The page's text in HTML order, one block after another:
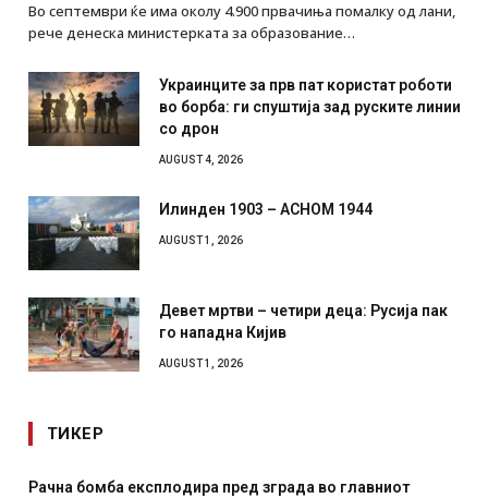
Во септември ќе има околу 4.900 првачиња помалку од лани,
рече денеска министерката за образование…
Украинците за прв пат користат роботи
во борба: ги спуштија зад руските линии
со дрон
AUGUST 4, 2026
Илинден 1903 – АСНОМ 1944
AUGUST 1, 2026
Девет мртви – четири деца: Русија пак
го нападна Кијив
AUGUST 1, 2026
ТИКЕР
Рачна бомба експлодира пред зграда во главниот